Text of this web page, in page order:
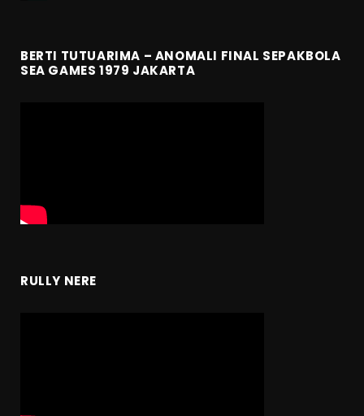
BERTI TUTUARIMA – ANOMALI FINAL SEPAKBOLA
SEA GAMES 1979 JAKARTA
RULLY NERE